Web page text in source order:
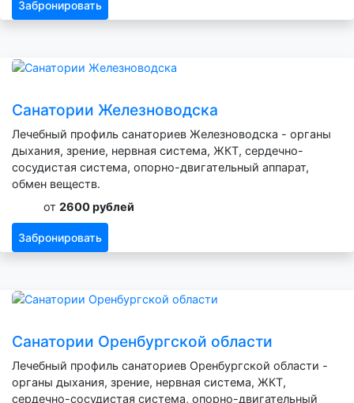
Забронировать
Санатории Железноводска
Лечебный профиль санаториев Железноводска - органы
дыхания, зрение, нервная система, ЖКТ, сердечно-
сосудистая система, опорно-двигательный аппарат,
обмен веществ.
от 2600 рублей
Забронировать
Санатории Оренбургской области
Лечебный профиль санаториев Оренбургской области -
органы дыхания, зрение, нервная система, ЖКТ,
сердечно-сосудистая система, опорно-двигательный